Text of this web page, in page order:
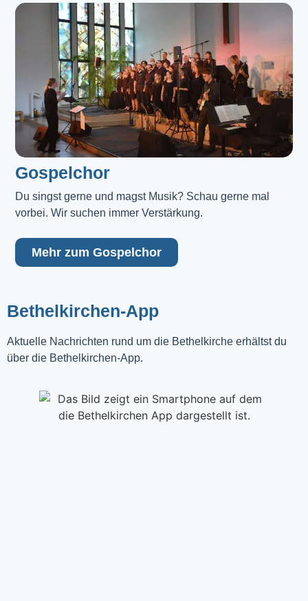
Gospelchor
Du singst gerne und magst Musik? Schau gerne mal
vorbei. Wir suchen immer Verstärkung.
Mehr zum Gospelchor
Bethelkirchen-App
Aktuelle Nachrichten rund um die Bethelkirche erhältst du
über die Bethelkirchen-App.